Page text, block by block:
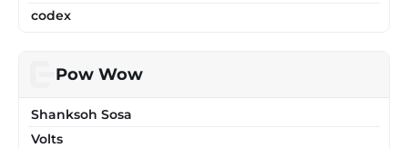
codex
Pow Wow
Shanksoh Sosa
Volts